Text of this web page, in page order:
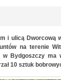
i ulicą Dworcową
na terenie
w Bydgoszczy
10 sztuk